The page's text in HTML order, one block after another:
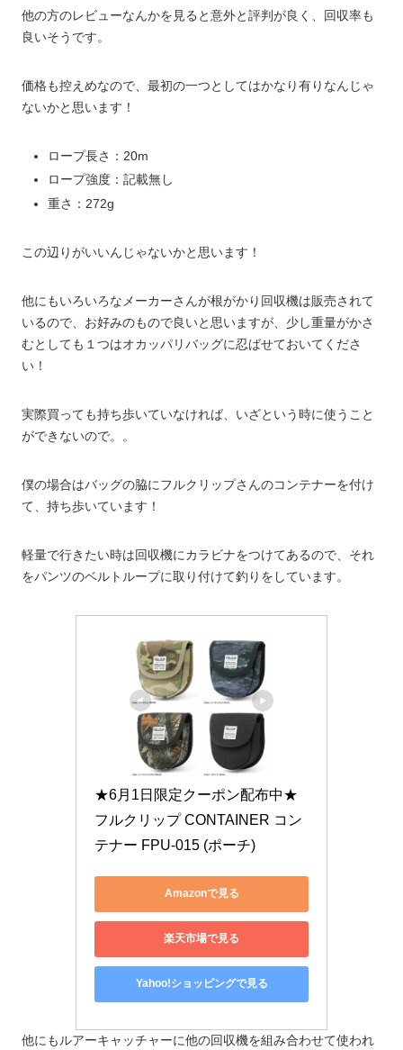
他の方のレビューなんかを見ると意外と評判が良く、回収率も
良いそうです。
価格も控えめなので、最初の一つとしてはかなり有りなんじゃ
ないかと思います！
ロープ長さ：20m
ロープ強度：記載無し
重さ：272g
この辺りがいいんじゃないかと思います！
他にもいろいろなメーカーさんが根がかり回収機は販売されて
いるので、お好みのもので良いと思いますが、少し重量がかさ
むとしても１つはオカッパリバッグに忍ばせておいてくださ
い！
実際買っても持ち歩いていなければ、いざという時に使うこと
ができないので。。
僕の場合はバッグの脇にフルクリップさんのコンテナーを付け
て、持ち歩いています！
軽量で行きたい時は回収機にカラビナをつけてあるので、それ
をパンツのベルトループに取り付けて釣りをしています。
★6月1日限定クーポン配布中★
フルクリップ CONTAINER コン
テナー FPU-015 (ポーチ)
Amazonで見る
楽天市場で見る
Yahoo!ショッピングで見る
他にもルアーキャッチャーに他の回収機を組み合わせて使われ